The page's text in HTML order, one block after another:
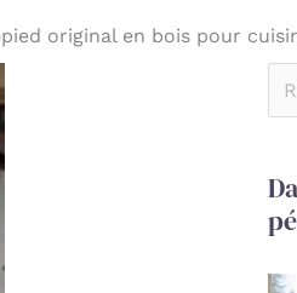
original en bois pour